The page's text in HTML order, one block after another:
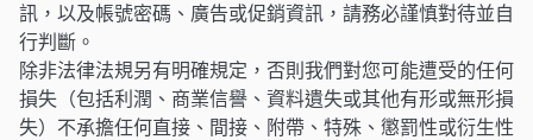
訊，以及帳號密碼、廣告或促銷資訊，請務必謹慎對待並自
行判斷。
除非法律法規另有明確規定，否則我們對您可能遭受的任何
損失（包括利潤、商業信譽、資料遺失或其他有形或無形損
失）不承擔任何直接、間接、附帶、特殊、懲罰性或衍生性